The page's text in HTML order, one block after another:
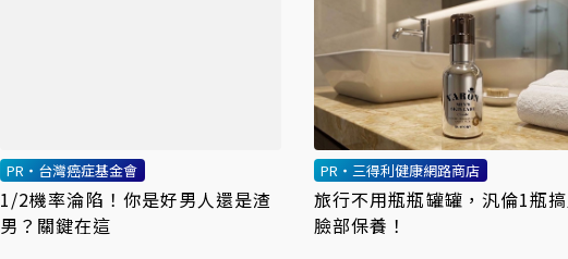
PR・台灣癌症基金會
1/2機率淪陷！你是好男人還是渣
男？關鍵在這
PR・三得利健康網路商店
旅行不用瓶瓶罐罐，汎倫1瓶
臉部保養！